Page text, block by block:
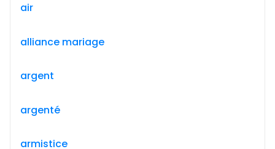
air
alliance mariage
argent
argenté
armistice